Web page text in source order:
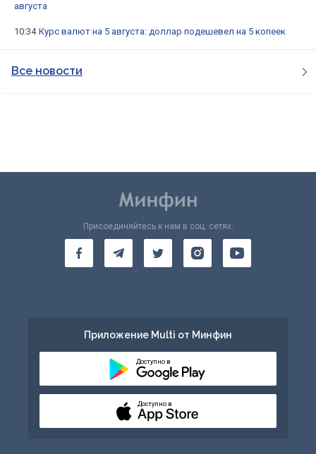
августа
10:34 Курс валют на 5 августа: доллар подешевел на 5 копеек
Все новости
Присоединяйтесь к нам в соц. сетях:
Приложение Multi от Минфин
Доступно в
Доступно в